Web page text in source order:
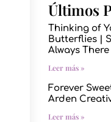
Últimos
Thinking of
Butterflies |
Always There
Leer más »
Forever
Arden
Leer más »